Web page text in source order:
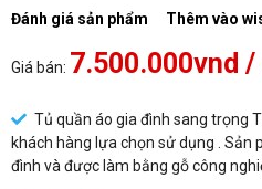
Đánh giá sản phẩm Thêm vào
Giá bán: 7.500.000vnd /
Tủ quần áo gia đình sang trọng
khách hàng lựa chọn sử dụng . Sản
đình và được làm bằng gỗ công